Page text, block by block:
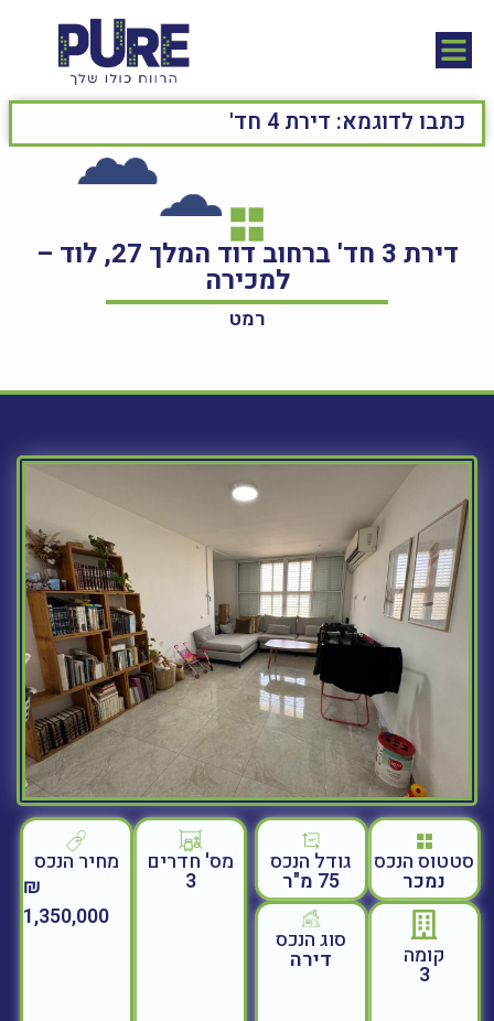
דירת 3 חד' ברחוב דוד המלך 27, לוד –
למכירה
רמט
סטטוס הנכס
נמכר
גודל הנכס
75 מ"ר
קומה
3
סוג הנכס
דירה
מס' חדרים
3
מחיר הנכס
₪
1,350,000